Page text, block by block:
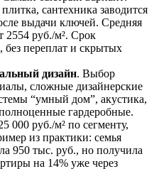
сантехника заводится
выдачи ключей. Средняя
2554 руб./м². Срок
переплат и скрытых
дизайн. Выбор
сложные дизайнерские
“умный дом”, акустика,
гардеробные.
000 руб./м² по сегменту,
из практики: семья
950 тыс. руб., но получила
на 14% уже через